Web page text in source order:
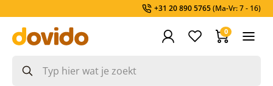
+31 20 890 5765(Ma-Vr: 7 - 16)
0